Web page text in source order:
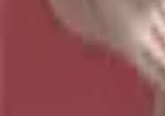
Bestseller
Blumen unter